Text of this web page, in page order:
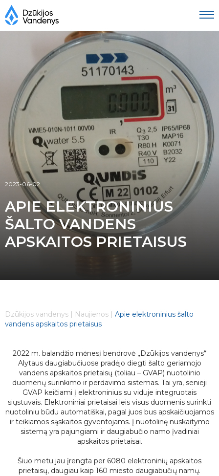
2023-06-02
APIE ELEKTRONINIUS
ŠALTO VANDENS
APSKAITOS PRIETAISUS
Dzūkijos vandenys | Naujienos | Apie elektroninius šalto
vandens apskaitos prietaisus
2022 m. balandžio mėnesį bendrovė „Dzūkijos vandenys“
Alytaus daugiabučiuose pradėjo diegti šalto geriamojo
vandens apskaitos prietaisų (toliau – GVAP) nuotolinio
duomenų surinkimo ir perdavimo sistemas. Tai yra, senieji
GVAP keičiami į elektroninius su viduje integruotais
siųstuvais. Elektroniniai prietaisai leis visus duomenis surinkti
nuotoliniu būdu automatiškai, pagal juos bus apskaičiuojamos
ir teikiamos sąskaitos gyventojams. Į nuotolinę nuskaitymo
sistemą yra pajungiami ir daugiabučio namo įvadiniai
apskaitos prietaisai.
Šiuo metu jau įrengta per 6080 elektroninių apskaitos
prietaisų, daugiau kaip 160 miesto daugiabučių namų.